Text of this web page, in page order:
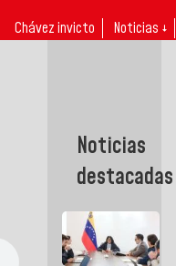
Chávez invicto Noticias ↓
Noticias
destacadas